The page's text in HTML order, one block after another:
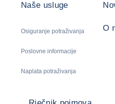
Naše usluge
Osiguranje potraživanja
Poslovne informacije
Naplata potraživanja
O